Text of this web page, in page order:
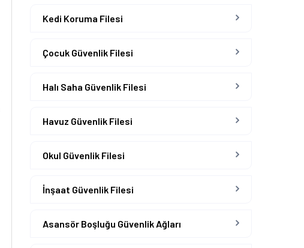
Kedi Koruma Filesi
Çocuk Güvenlik Filesi
Halı Saha Güvenlik Filesi
Havuz Güvenlik Filesi
Okul Güvenlik Filesi
İnşaat Güvenlik Filesi
Asansör Boşluğu Güvenlik Ağları